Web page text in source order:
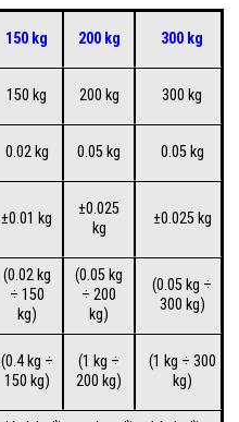
150 kg 200 kg 300 kg
150 kg 200 kg 300 kg
0.02 kg 0.05 kg 0.05 kg
±0.01 kg
±0.025
kg
±0.025 kg
(0.02 kg
÷ 150
kg)
(0.05 kg
÷ 200
kg)
(0.05 kg ÷
300 kg)
(0.4 kg ÷
150 kg)
(1 kg ÷
200 kg)
(1 kg ÷ 300
kg)